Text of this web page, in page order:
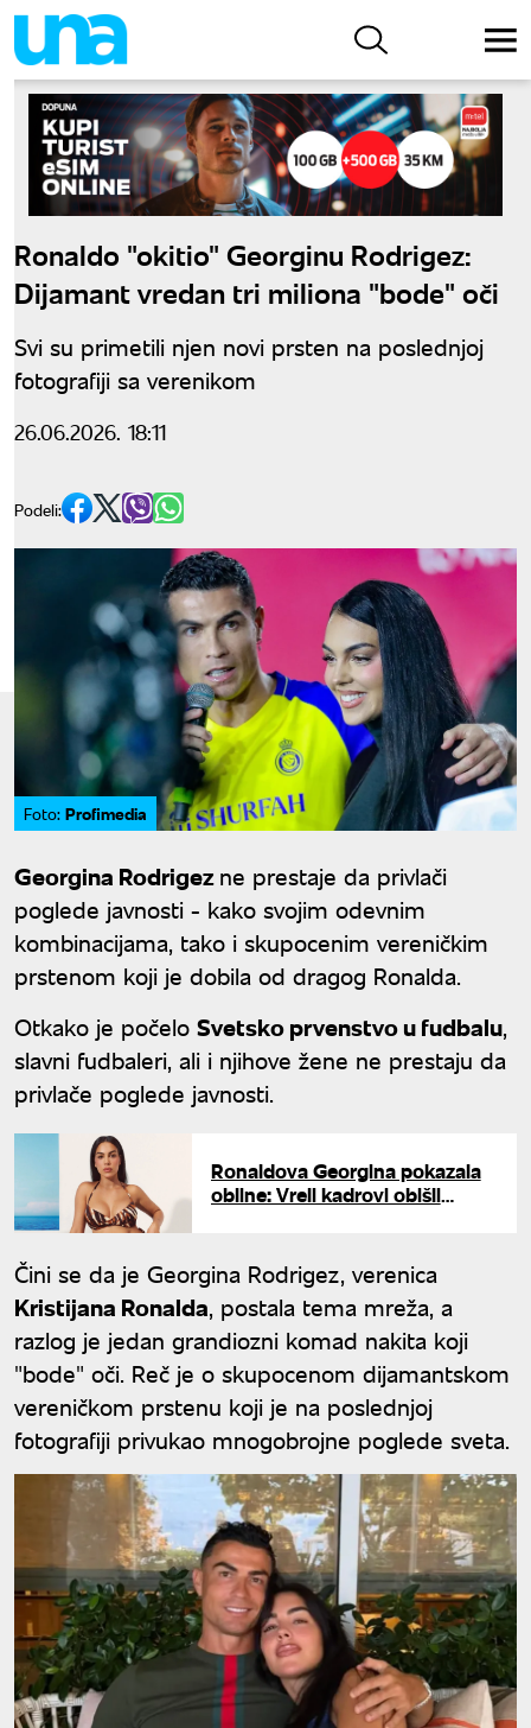
Ronaldo "okitio" Georginu Rodrigez:
Dijamant vredan tri miliona "bode" oči
Svi su primetili njen novi prsten na poslednjoj
fotografiji sa verenikom
26.06.2026. 18:11
Podeli:
Foto: Profimedia
Georgina Rodrigezne prestaje da privlači
poglede javnosti - kako svojim odevnim
kombinacijama, tako i skupocenim vereničkim
prstenom koji je dobila od dragog Ronalda.
Otkako je počelo Svetsko prvenstvo u fudbalu,
slavni fudbaleri, ali i njihove žene ne prestaju da
privlače poglede javnosti.
Ronaldova Georgina pokazala
obline: Vreli kadrovi obišli
Čini se da je Georgina Rodrigez, verenica
Kristijana Ronalda, postala tema mreža, a
razlog je jedan grandiozni komad nakita koji
"bode" oči. Reč je o skupocenom dijamantskom
vereničkom prstenu koji je na poslednjoj
fotografiji privukao mnogobrojne poglede sveta.